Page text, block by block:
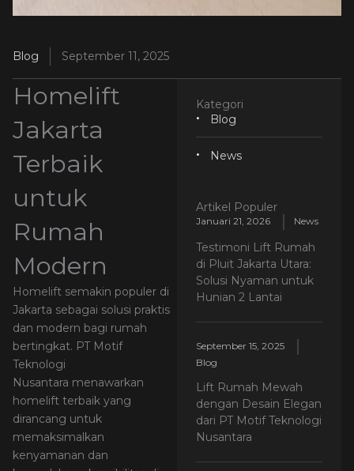
Blog September 11, 2025
Homelift
Jakarta
Terbaik
untuk
Rumah
Modern
Homelift semakin populer di
Jakarta sebagai solusi praktis
dan modern bagi rumah
bertingkat. PT Motif
Teknologi
Nusantara menawarkan
homelift terbaik yang
dirancang untuk
memaksimalkan
kenyamanan dan
Kategori
Blog
News
Artikel Populer
Testimoni Lift Rumah
di Pluit Jakarta Utara:
Solusi Nyaman untuk
Hunian 2 Lantai
Januari 21, 2026 News
Lift Rumah Mewah
dengan Desain Elegan
dari PT Motif Teknologi
Nusantara
September 15, 2025
Blog